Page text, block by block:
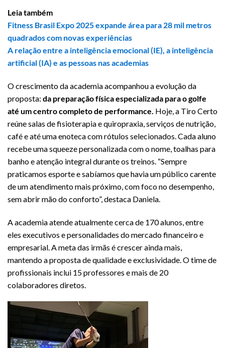
Leia também
Fitness Brasil Expo 2025 expande área para 28 mil metros
quadrados com novas experiências
A relação entre a inteligência emocional (IE), a inteligência
artificial (IA) e as pessoas nas academias
O crescimento da academia acompanhou a evolução da
proposta: da preparação física especializada para o golfe
até um centro completo de performance. Hoje, a Tiro Certo
reúne salas de fisioterapia e quiropraxia, serviços de nutrição,
café e até uma enoteca com rótulos selecionados. Cada aluno
recebe uma squeeze personalizada com o nome, toalhas para
banho e atenção integral durante os treinos. “Sempre
praticamos esporte e sabíamos que havia um público carente
de um atendimento mais próximo, com foco no desempenho,
sem abrir mão do conforto”, destaca Daniela.
A academia atende atualmente cerca de 170 alunos, entre
eles executivos e personalidades do mercado financeiro e
empresarial. A meta das irmãs é crescer ainda mais,
mantendo a proposta de qualidade e exclusividade. O time de
profissionais inclui 15 professores e mais de 20
colaboradores diretos.